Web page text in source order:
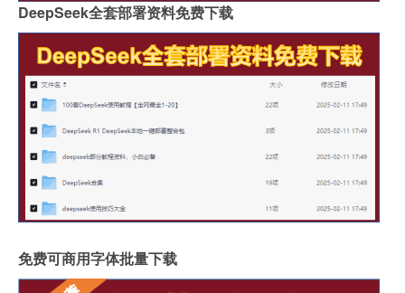
DeepSeek全套部署资料免费下载
免费可商用字体批量下载